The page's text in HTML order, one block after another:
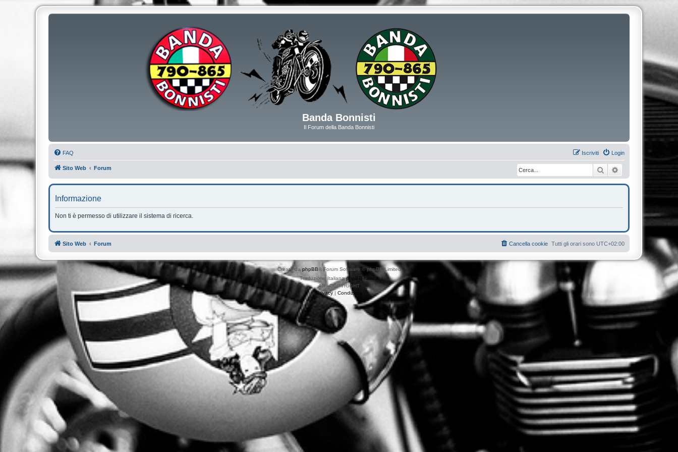
Banda Bonnisti
Il Forum della Banda Bonnisti
FAQ Login
Iscriviti
Sito Web Forum Cerca Ricerca avanzata
Informazione
Non ti è permesso di utilizzare il sistema di ricerca.
Sito Web Forum Tutti gli orari sono UTC+02:00
Cancella cookie
Creato daphpBB® Forum Software © phpBB Limited
Traduzione ItalianaphpBB-Italia.it
AIF_COPYRIGHT
Privacy| Condizioni